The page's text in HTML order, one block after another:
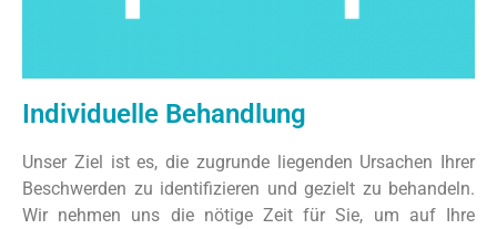
Individuelle Behandlung
Unser Ziel ist es, die zugrunde liegenden Ursachen Ihrer
Beschwerden zu identifizieren und gezielt zu behandeln.
Wir nehmen uns die nötige Zeit für Sie, um auf Ihre